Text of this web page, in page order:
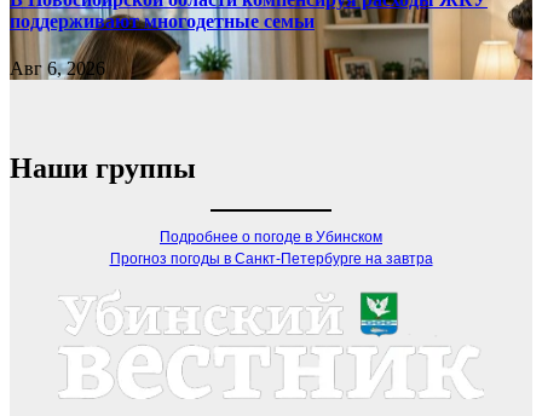
поддерживают многодетные семьи
Авг 6, 2026
Наши группы
Подробнее о погоде в Убинском
Прогноз погоды в Санкт-Петербурге на завтра